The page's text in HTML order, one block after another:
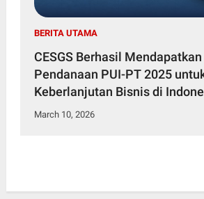
BERITA UTAMA
CESGS Berhasil
Pendanaan PUI-PT 2025
Keberlanjutan Bisnis di
March 10, 2026